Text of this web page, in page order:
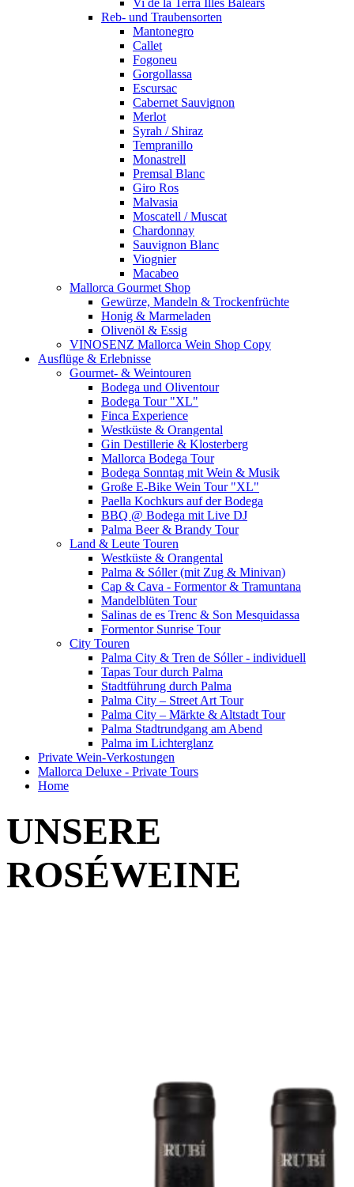
Vi de la Terra Illes Balears
Reb- und Traubensorten
Mantonegro
Callet
Fogoneu
Gorgollassa
Escursac
Cabernet Sauvignon
Merlot
Syrah / Shiraz
Tempranillo
Monastrell
Premsal Blanc
Giro Ros
Malvasia
Moscatell / Muscat
Chardonnay
Sauvignon Blanc
Viognier
Macabeo
Mallorca Gourmet Shop
Gewürze, Mandeln & Trockenfrüchte
Honig & Marmeladen
Olivenöl & Essig
VINOSENZ Mallorca Wein Shop Copy
Ausflüge & Erlebnisse
Gourmet- & Weintouren
Bodega und Oliventour
Bodega Tour "XL"
Finca Experience
Westküste & Orangental
Gin Destillerie & Klosterberg
Mallorca Bodega Tour
Bodega Sonntag mit Wein & Musik
Große E-Bike Wein Tour "XL"
Paella Kochkurs auf der Bodega
BBQ @ Bodega mit Live DJ
Palma Beer & Brandy Tour
Land & Leute Touren
Westküste & Orangental
Palma & Sóller (mit Zug & Minivan)
Cap & Cava - Formentor & Tramuntana
Mandelblüten Tour
Salinas de es Trenc & Son Mesquidassa
Formentor Sunrise Tour
City Touren
Palma City & Tren de Sóller - individuell
Tapas Tour durch Palma
Stadtführung durch Palma
Palma City – Street Art Tour
Palma City – Märkte & Altstadt Tour
Palma Stadtrundgang am Abend
Palma im Lichterglanz
Private Wein-Verkostungen
Mallorca Deluxe - Private Tours
Home
UNSERE
ROSÉWEINE